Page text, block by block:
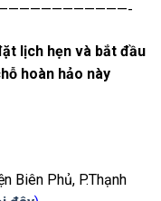
lịch hẹn và bắt đầu
hoàn hảo này
Biên Phủ, P.Thạnh